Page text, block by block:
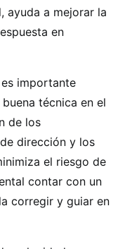
ayuda a mejorar la
en
importante
técnica en el
de los
dirección y los
el riesgo de
contar con un
corregir y guiar en